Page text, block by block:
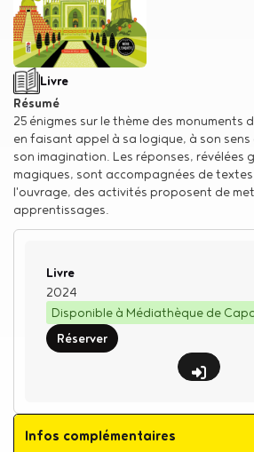
Type de support matériel
Livre
Résumé
25 énigmes sur le thème des monuments
en faisant appel à sa logique, à son
son imagination. Les réponses, révélées
magiques, sont accompagnées de
l'ouvrage, des activités proposent de
apprentissages.
Type de support matériel
Livre
2024
Disponible à Médiathèque de
Réserver
Infos complémentaires